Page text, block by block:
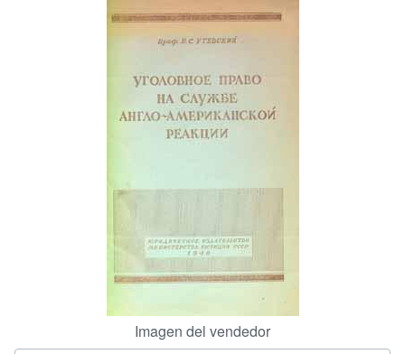
Arte y coleccionismo
CERRAR
Imagen del vendedor